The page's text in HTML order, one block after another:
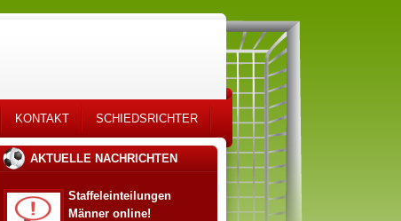
KONTAKT SCHIEDSRICHTER
AKTUELLE NACHRICHTEN
Staffeleinteilungen
Männer online!